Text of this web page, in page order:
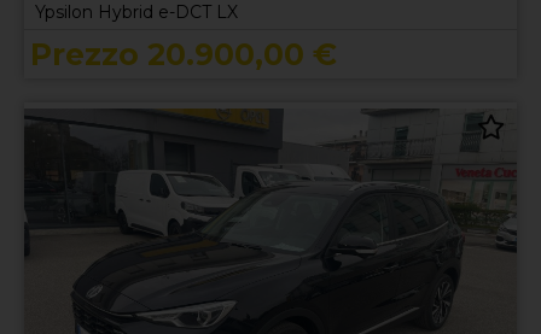
Ypsilon Hybrid e-DCT LX
Prezzo 20.900,00 €